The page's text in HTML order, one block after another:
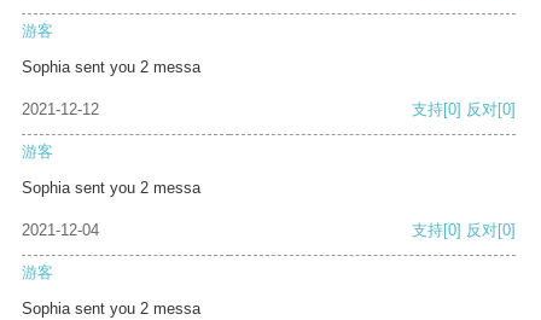
游客
Sophia sent you 2 messa
2021-12-12 支持[0] 反对[0]
游客
Sophia sent you 2 messa
2021-12-04 支持[0] 反对[0]
游客
Sophia sent you 2 messa